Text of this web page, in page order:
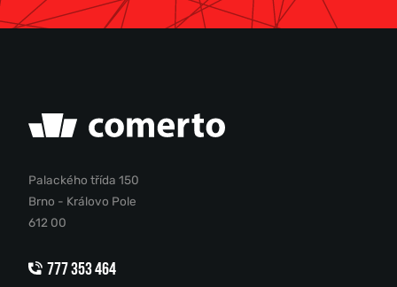
Palackého třída 150
Brno - Královo Pole
612 00
777 353 464